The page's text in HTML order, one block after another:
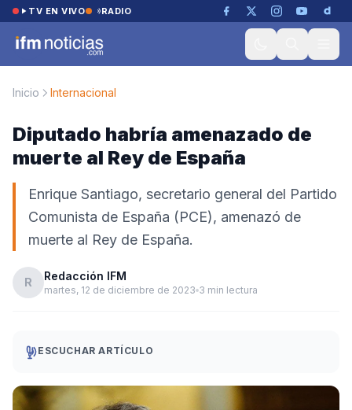
Saltar al contenido
TV EN VIVO RADIO
Inicio Internacional
Diputado habría amenazado de
muerte al Rey de España
Enrique Santiago, secretario general del Partido
Comunista de España (PCE), amenazó de
muerte al Rey de España.
R Redacción IFM
martes, 12 de diciembre de 2023 3 min lectura
ESCUCHAR ARTÍCULO